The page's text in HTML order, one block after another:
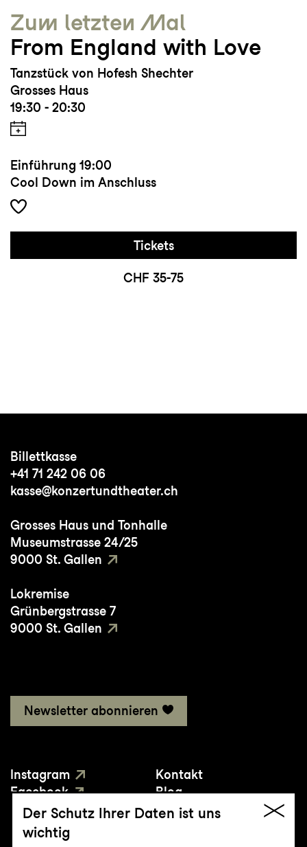
Zum letzten Mal
From England with Love
Tanzstück von Hofesh Shechter
Grosses Haus
19:30 - 20:30
Einführung 19:00
Cool Down im Anschluss
Tickets
CHF 35-75
Billettkasse
+41 71 242 06 06
kasse@konzertundtheater.ch
Grosses Haus und Tonhalle
Museumstrasse 24/25
9000 St. Gallen
Lokremise
Grünbergstrasse 7
9000 St. Gallen
Newsletter abonnieren
Instagram
Facebook
YouTube
Kontakt
Blog
Presse
Der Schutz Ihrer Daten ist uns
wichtig